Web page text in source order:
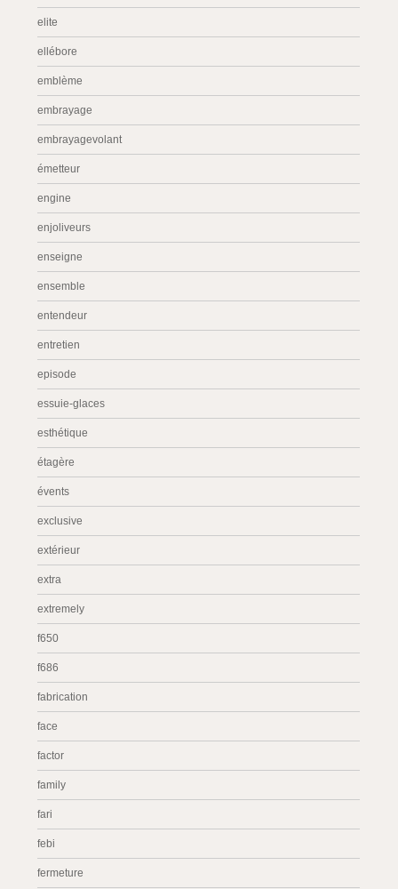
elite
ellébore
emblème
embrayage
embrayagevolant
émetteur
engine
enjoliveurs
enseigne
ensemble
entendeur
entretien
episode
essuie-glaces
esthétique
étagère
évents
exclusive
extérieur
extra
extremely
f650
f686
fabrication
face
factor
family
fari
febi
fermeture